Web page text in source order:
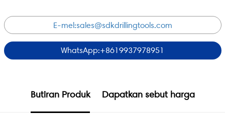
E-mel:sales@sdkdrillingtools.com
WhatsApp:+8619937978951
Butiran Produk Dapatkan sebut harga